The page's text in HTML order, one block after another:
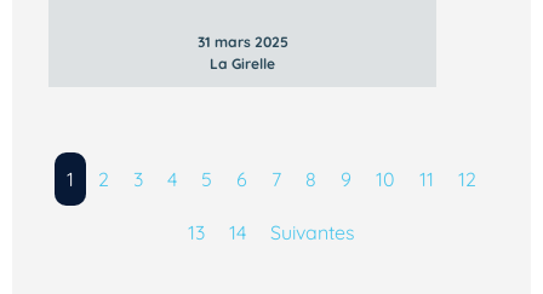
31 mars 2025
La Girelle
1 2 3 4 5 6 7 8 9 10 11 12
13 14 Suivantes